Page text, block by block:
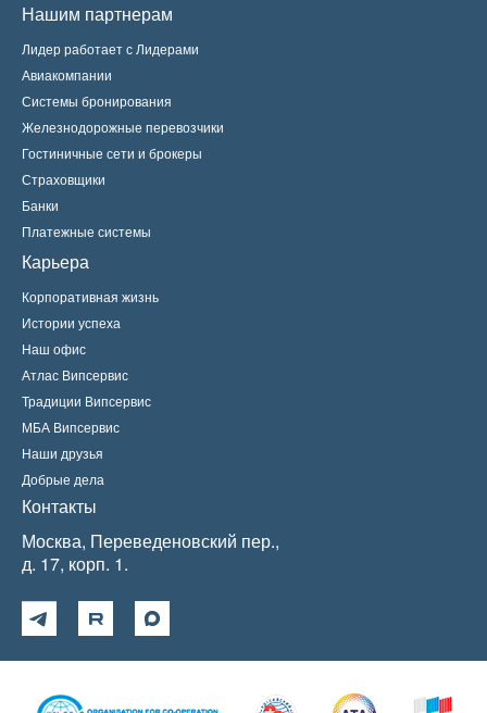
Нашим партнерам
Лидер работает с Лидерами
Авиакомпании
Системы бронирования
Железнодорожные перевозчики
Гостиничные сети и брокеры
Страховщики
Банки
Платежные системы
Карьера
Корпоративная жизнь
Истории успеха
Наш офис
Атлас Випсервис
Традиции Випсервис
МБА Випсервис
Наши друзья
Добрые дела
Контакты
Москва, Переведеновский пер.,
д. 17, корп. 1.